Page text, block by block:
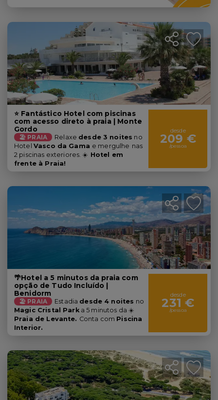
⭐ Fantástico Hotel com piscinas
com acesso direto à praia | Monte
Gordo
🏖️ PRAIA Relaxe desde 3 noites no
Hotel Vasco da Gama e mergulhe nas
2 piscinas exteriores. ☀️ Hotel em
frente à Praia!
desde
209 €
/pessoa
🌴Hotel a 5 minutos da praia com
opção de Tudo Incluído |
Benidorm
🏖️ PRAIA Estadia desde 4 noites no
Magic Cristal Parka 5 minutos da ☀️
Praia de Levante. Conta com Piscina
Interior.
desde
231 €
/pessoa